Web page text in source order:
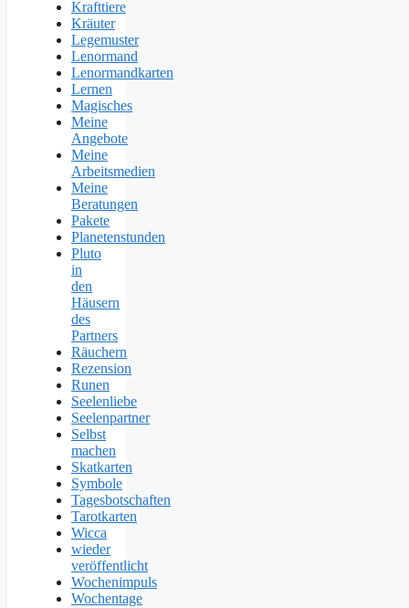
Krafttiere
Kräuter
Legemuster
Lenormand
Lenormandkarten
Lernen
Magisches
Meine
Angebote
Meine
Arbeitsmedien
Meine
Beratungen
Pakete
Planetenstunden
Pluto
in
den
Häusern
des
Partners
Räuchern
Rezension
Runen
Seelenliebe
Seelenpartner
Selbst
machen
Skatkarten
Symbole
Tagesbotschaften
Tarotkarten
Wicca
wieder
veröffentlicht
Wochenimpuls
Wochentage